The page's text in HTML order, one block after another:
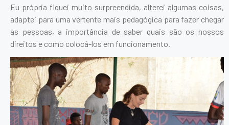
Eu própria fiquei muito surpreendida, alterei algumas coisas,
adaptei para uma vertente mais pedagógica para fazer chegar
às pessoas, a importância de saber quais são os nossos
direitos e como colocá-los em funcionamento.